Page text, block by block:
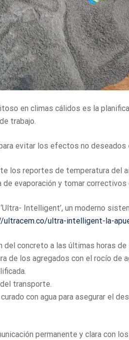
en climas cálidos es la
trabajo.
evitar los efectos no
los reportes de temperatura del
de evaporación y tomar correctivos
Intelligent’, un moderno
ultracem.co/ultra-intelligent-la-
del concreto a las últimas horas
de los agregados con el rocío de
transporte.
con agua para asegurar el
permanente y clara con